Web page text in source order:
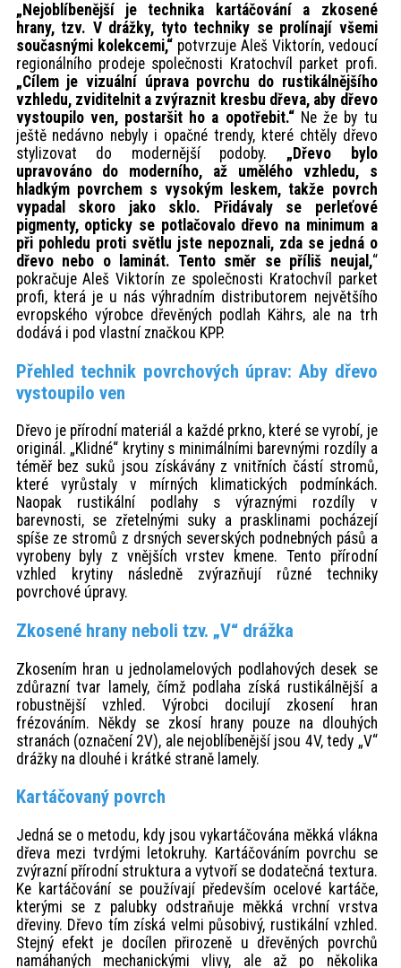
„Nejoblíbenější je technika kartáčování a zkosené
hrany, tzv. V drážky, tyto techniky se prolínají všemi
současnými kolekcemi,“potvrzuje Aleš Viktorín, vedoucí
regionálního prodeje společnosti Kratochvíl parket profi.
„Cílem je vizuální úprava povrchu do rustikálnějšího
vzhledu, zviditelnit a zvýraznit kresbu dřeva, aby dřevo
vystoupilo ven, postaršit ho a opotřebit.“ Ne že by tu
ještě nedávno nebyly i opačné trendy, které chtěly dřevo
stylizovat do modernější podoby. „Dřevo bylo
upravováno do moderního, až umělého vzhledu, s
hladkým povrchem s vysokým leskem, takže povrch
vypadal skoro jako sklo. Přidávaly se perleťové
pigmenty, opticky se potlačovalo dřevo na minimum a
při pohledu proti světlu jste nepoznali, zda se jedná o
dřevo nebo o laminát. Tento směr se příliš neujal,“
pokračuje Aleš Viktorín ze společnosti Kratochvíl parket
profi, která je u nás výhradním distributorem největšího
evropského výrobce dřevěných podlah Kährs, ale na trh
dodává i pod vlastní značkou KPP.
Přehled technik povrchových úprav: Aby dřevo
vystoupilo ven
Dřevo je přírodní materiál a každé prkno, které se vyrobí, je
originál. „Klidné“ krytiny s minimálními barevnými rozdíly a
téměř bez suků jsou získávány z vnitřních částí stromů,
které vyrůstaly v mírných klimatických podmínkách.
Naopak rustikální podlahy s výraznými rozdíly v
barevnosti, se zřetelnými suky a prasklinami pocházejí
spíše ze stromů z drsných severských podnebných pásů a
vyrobeny byly z vnějších vrstev kmene. Tento přírodní
vzhled krytiny následně zvýrazňují různé techniky
povrchové úpravy.
Zkosené hrany neboli tzv. „V“ drážka
Zkosením hran u jednolamelových podlahových desek se
zdůrazní tvar lamely, čímž podlaha získá rustikálnější a
robustnější vzhled. Výrobci docilují zkosení hran
frézováním. Někdy se zkosí hrany pouze na dlouhých
stranách (označení 2V), ale nejoblíbenější jsou 4V, tedy „V“
drážky na dlouhé i krátké straně lamely.
Kartáčovaný povrch
Jedná se o metodu, kdy jsou vykartáčována měkká vlákna
dřeva mezi tvrdými letokruhy. Kartáčováním povrchu se
zvýrazní přírodní struktura a vytvoří se dodatečná textura.
Ke kartáčování se používají především ocelové kartáče,
kterými se z palubky odstraňuje měkká vrchní vrstva
dřeviny. Dřevo tím získá velmi působivý, rustikální vzhled.
Stejný efekt je docílen přirozeně u dřevěných povrchů
namáhaných mechanickými vlivy, ale až po několika